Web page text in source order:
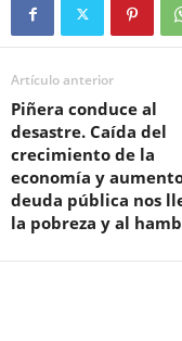
Artículo anterior
Piñera conduce al
desastre. Caída del
crecimiento de la
economía y
deuda pública nos
la pobreza y al